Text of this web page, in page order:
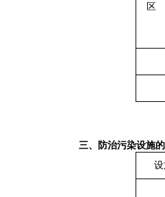
区
三、防治污染设施
设